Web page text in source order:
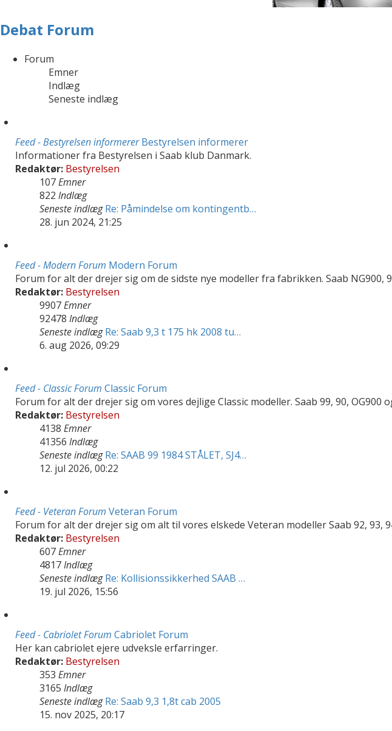
Debat Forum
Forum
Emner
Indlæg
Seneste indlæg
Feed - Bestyrelsen informerer Bestyrelsen informerer
Informationer fra Bestyrelsen i Saab klub Danmark.
Redaktør: Bestyrelsen
107Emner
822 Indlæg
Seneste indlæg Re: Påmindelse om kontingentb…
28. jun 2024, 21:25
Feed - Modern Forum Modern Forum
Forum for alt der drejer sig om de sidste nye modeller fra fabrikken. Saab NG900,
Redaktør: Bestyrelsen
9907Emner
92478 Indlæg
Seneste indlæg Re: Saab 9,3 t 175 hk 2008 tu…
6. aug 2026, 09:29
Feed - Classic Forum Classic Forum
Forum for alt der drejer sig om vores dejlige Classic modeller. Saab 99, 90, OG900
Redaktør: Bestyrelsen
4138 Emner
41356 Indlæg
Seneste indlæg Re: SAAB 99 1984 STÅLET, SJ4…
12. jul 2026, 00:22
Feed - Veteran Forum Veteran Forum
Forum for alt der drejer sig om alt til vores elskede Veteran modeller Saab 92, 93,
Redaktør: Bestyrelsen
607Emner
4817Indlæg
Seneste indlæg Re: Kollisionssikkerhed SAAB …
19. jul 2026, 15:56
Feed - Cabriolet Forum Cabriolet Forum
Her kan cabriolet ejere udveksle erfarringer.
Redaktør: Bestyrelsen
353 Emner
3165 Indlæg
Seneste indlæg Re: Saab 9,3 1,8t cab 2005
15. nov 2025, 20:17